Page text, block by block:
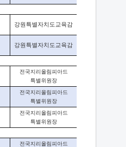
강원특별자치도교육감
강원특별자치도교육감
전국지리올림피아드
특별위원장
전국지리올림피아드
특별위원장
전국지리올림피아드
특별위원장
전국지리올림피아드